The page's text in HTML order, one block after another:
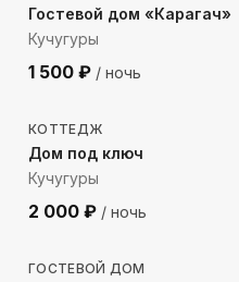
Гостевой дом «Карагач»
Кучугуры
1 500 ₽ / ночь
246 м до моря
КОТТЕДЖ
Дом под ключ
Кучугуры
2 000 ₽ / ночь
97 м до моря
ГОСТЕВОЙ ДОМ